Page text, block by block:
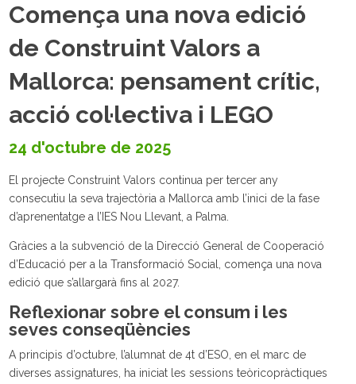
Comença una nova edició
de Construint Valors a
Mallorca: pensament crític,
acció col·lectiva i LEGO
24 d'octubre de 2025
El projecte Construint Valors continua per tercer any
consecutiu la seva trajectòria a Mallorca amb l’inici de la fase
d’aprenentatge a l’IES Nou Llevant, a Palma.
Gràcies a la subvenció de la Direcció General de Cooperació
d’Educació per a la Transformació Social, comença una nova
edició que s’allargarà fins al 2027.
Reflexionar sobre el consum i les
seves conseqüències
A principis d’octubre, l’alumnat de 4t d’ESO, en el marc de
diverses assignatures, ha iniciat les sessions teòricopràctiques